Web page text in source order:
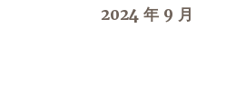
2024 年 9 月